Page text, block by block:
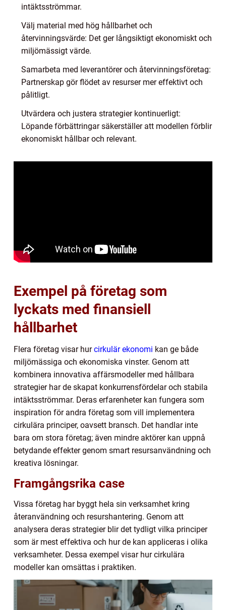
intäktsströmmar.
Välj material med hög hållbarhet och
återvinningsvärde: Det ger långsiktigt ekonomiskt och
miljömässigt värde.
Samarbeta med leverantörer och återvinningsföretag:
Partnerskap gör flödet av resurser mer effektivt och
pålitligt.
Utvärdera och justera strategier kontinuerligt:
Löpande förbättringar säkerställer att modellen förblir
ekonomiskt hållbar och relevant.
Exempel på företag som
lyckats med finansiell
hållbarhet
Flera företag visar hurcirkulär ekonomi kan ge både
miljömässiga och ekonomiska vinster. Genom att
kombinera innovativa affärsmodeller med hållbara
strategier har de skapat konkurrensfördelar och stabila
intäktsströmmar. Deras erfarenheter kan fungera som
inspiration för andra företag som vill implementera
cirkulära principer, oavsett bransch. Det handlar inte
bara om stora företag; även mindre aktörer kan uppnå
betydande effekter genom smart resursanvändning och
kreativa lösningar.
Framgångsrika case
Vissa företag har byggt hela sin verksamhet kring
återanvändning och resurshantering. Genom att
analysera deras strategier blir det tydligt vilka principer
som är mest effektiva och hur de kan appliceras i olika
verksamheter. Dessa exempel visar hur cirkulära
modeller kan omsättas i praktiken.